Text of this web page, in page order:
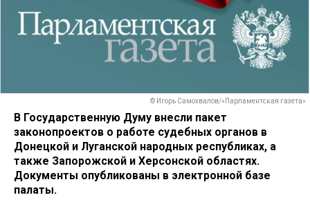
© Игорь Самохвалов/«Парламентская газета»
В Государственную Думу внесли пакет
законопроектов о работе судебных органов в
Донецкой и Луганской народных республиках, а
также Запорожской и Херсонской областях.
Документы опубликованы в электронной базе
палаты.